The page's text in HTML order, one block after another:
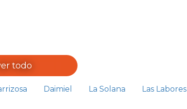
todo
Daimiel La Solana Las Labores